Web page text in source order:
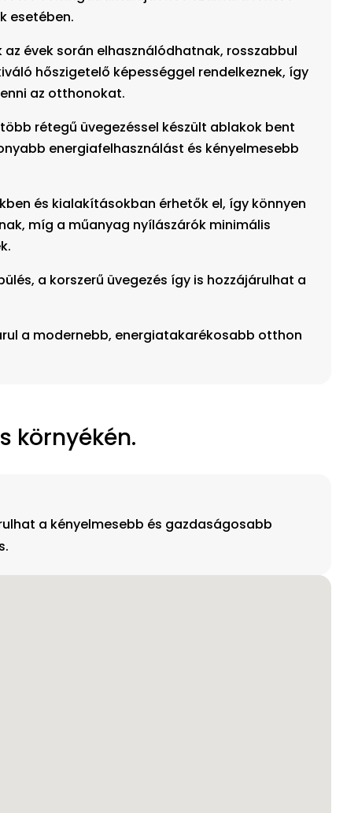
esetében.
évek során elhasználódhatnak, rosszabbul
hőszigetelő képességgel rendelkeznek, így
az otthonokat.
rétegű üvegezéssel készült ablakok bent
energiafelhasználást és kényelmesebb
és kialakításokban érhetők el, így könnyen
míg a műanyag nyílászárók minimális
a korszerű üvegezés így is hozzájárulhat a
a modernebb, energiatakarékosabb otthon
környékén.
a kényelmesebb és gazdaságosabb